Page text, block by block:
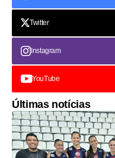
Twitter
Instagram
YouTube
Últimas notícias